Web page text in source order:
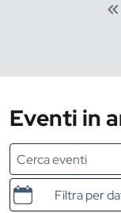
Eventi in
Data e ora di inizio